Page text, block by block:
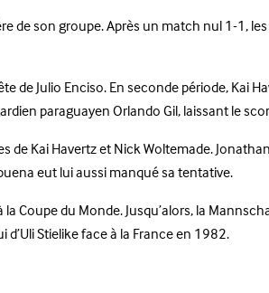
de son groupe. Après un match nul 1-1,
Julio Enciso. En seconde période, Kai
paraguayen Orlando Gil, laissant le
Kai Havertz et Nick Woltemade.
eut lui aussi manqué sa tentative.
Coupe du Monde. Jusqu’alors, la
Stielike face à la France en 1982.